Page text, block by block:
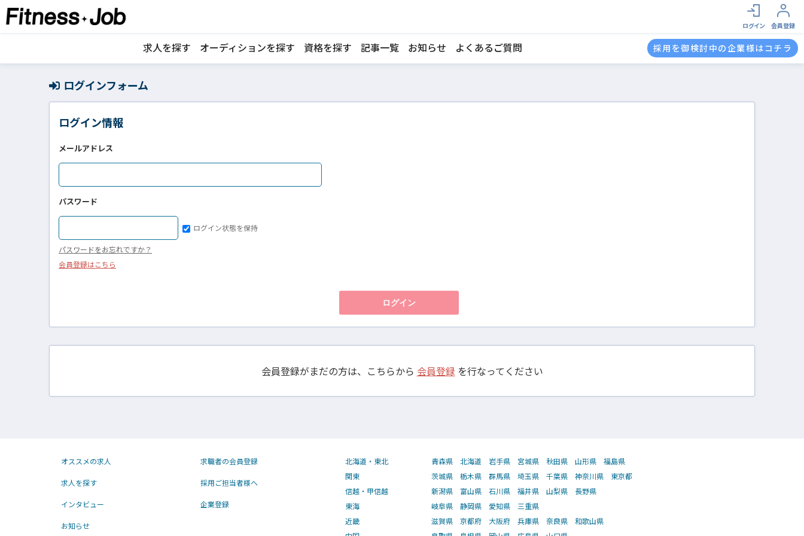
ログイン 会員登録
求人を探す オーディションを探す 資格を探す 記事一覧 お知らせ よくあるご質問 採用を御検討中の企業様はコチラ
ログインフォーム
ログイン情報
メールアドレス
パスワード
ログイン状態を保持
パスワードをお忘れですか？
会員登録はこちら
会員登録がまだの方は、こちらから 会員登録 を行なってください
オススメの求人
求人を探す
インタビュー
お知らせ
求職者の会員登録
採用ご担当者様へ
企業登録
北海道・東北 青森県 北海道 岩手県 宮城県 秋田県 山形県
福島県
関東
茨城県 栃木県 群馬県 埼玉県 千葉県 神奈川県
東京都
信越・甲信越
新潟県 富山県 石川県 福井県 山梨県
長野県
東海
岐阜県 静岡県 愛知県
三重県
近畿
滋賀県 京都府 大阪府 兵庫県 奈良県
和歌山県